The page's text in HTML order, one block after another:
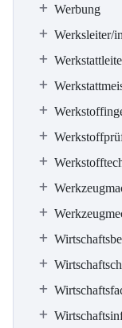
Werbung
Werksleiter/in